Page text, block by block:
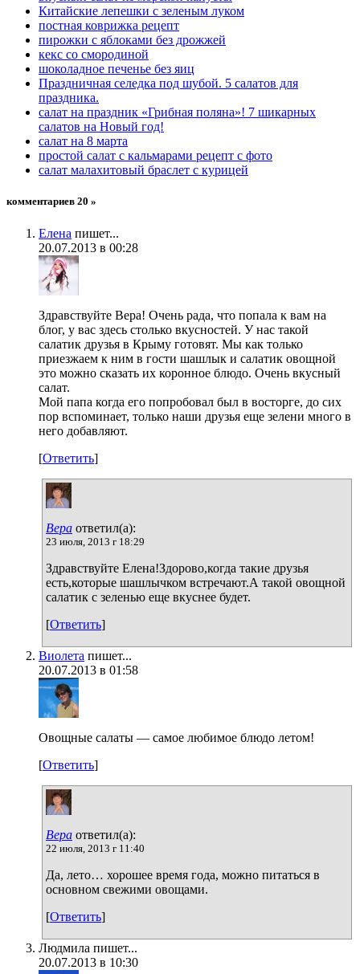
Китайские лепешки с зеленым луком
постная коврижка рецепт
пирожки с яблоками без дрожжей
кекс со смородиной
шоколадное печенье без яиц
Праздничная селедка под шубой. 5 салатов для
праздника.
салат на праздник «Грибная поляна»! 7 шикарных
салатов на Новый год!
салат на 8 марта
простой салат с кальмарами рецепт с фото
салат малахитовый браслет с курицей
комментариев 20 »
Елена пишет...
20.07.2013 в 00:28
Здравствуйте Вера! Очень рада, что попала к вам на
блог, у вас здесь столько вкусностей. У нас такой
салатик друзья в Крыму готовят. Мы как только
приезжаем к ним в гости шашлык и салатик овощной
это можно сказать их коронное блюдо. Очень вкусный
салат.
Мой папа когда его попробовал был в восторге, до сих
пор вспоминает, только наши друзья еще зелени много в
него добавляют.
[Ответить]
Вера ответил(а):
23 июля, 2013 г 18:29
Здравствуйте Елена!Здорово,когда такие друзья
есть,которые шашлычком встречают.А такой овощной
салатик с зеленью еще вкуснее будет.
[Ответить]
Виолета пишет...
20.07.2013 в 01:58
Овощные салаты — самое любимое блюдо летом!
[Ответить]
Вера ответил(а):
22 июля, 2013 г 11:40
Да, лето… хорошее время года, можно питаться в
основном свежими овощами.
[Ответить]
Людмила пишет...
20.07.2013 в 10:30